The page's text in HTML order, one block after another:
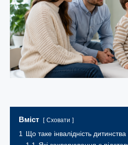
Вміст Сховати
1 Що таке інвалідність дитинства